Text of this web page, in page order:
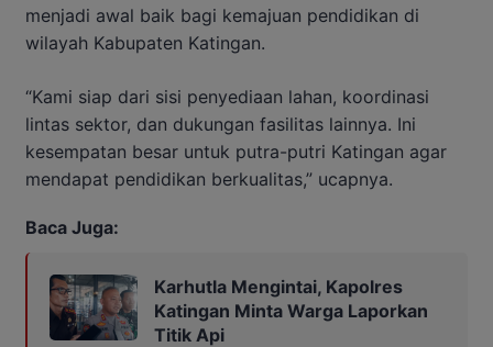
menjadi awal baik bagi kemajuan pendidikan di
wilayah Kabupaten Katingan.
“Kami siap dari sisi penyediaan lahan, koordinasi
lintas sektor, dan dukungan fasilitas lainnya. Ini
kesempatan besar untuk putra-putri Katingan agar
mendapat pendidikan berkualitas,” ucapnya.
Baca Juga:
Karhutla Mengintai, Kapolres
Katingan Minta Warga Laporkan
Titik Api